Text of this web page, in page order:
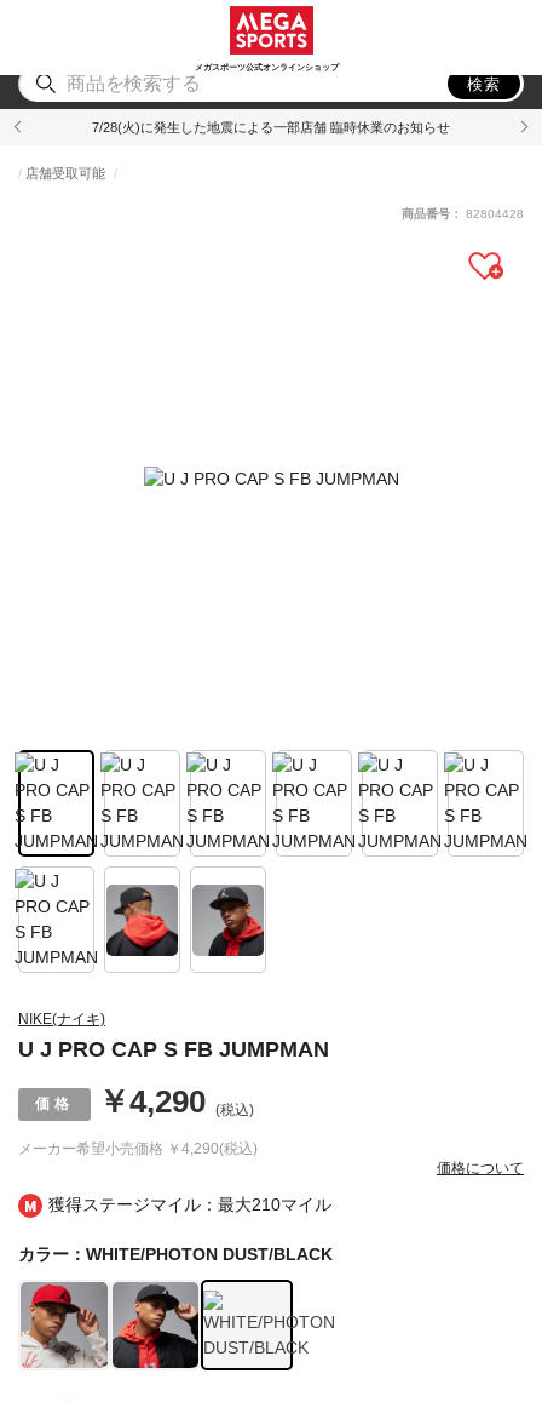
メガスポーツ公式オンラインショップ
アウトドア
検索
7/28(火)に発生した地震による一部店舗 臨時休業のお知らせ
獲得ステージマイル：最大210マイル
NIKE(ナイキ)
U J PRO CAP S FB JUMPMAN
店舗受取可能
メーカー希望小売価格 ￥4,290(税込)
￥4,290 (税込)
価格について
商品番号： 82804428
カラー：WHITE/PHOTON DUST/BLACK